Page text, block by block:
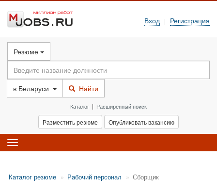
Вход | Регистрация
Резюме
в Беларуси Найти
Каталог | Расширенный поиск
Разместить резюме Опубликовать вакансию
Toggle
navigation
Каталог резюме Рабочий персонал Сборщик